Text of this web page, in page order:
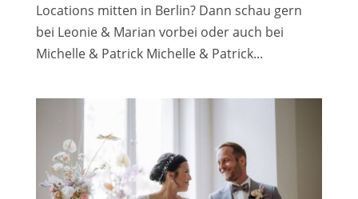
Locations mitten in Berlin? Dann schau gern
bei Leonie & Marian vorbei oder auch bei
Michelle & Patrick Michelle & Patrick...